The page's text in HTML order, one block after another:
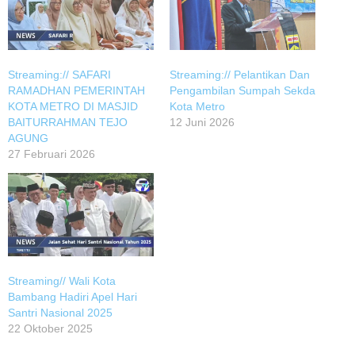
Streaming:// SAFARI
RAMADHAN PEMERINTAH
KOTA METRO DI MASJID
BAITURRAHMAN TEJO
AGUNG
27 Februari 2026
Streaming:// Pelantikan Dan
Pengambilan Sumpah Sekda
Kota Metro
12 Juni 2026
Streaming// Wali Kota
Bambang Hadiri Apel Hari
Santri Nasional 2025
22 Oktober 2025